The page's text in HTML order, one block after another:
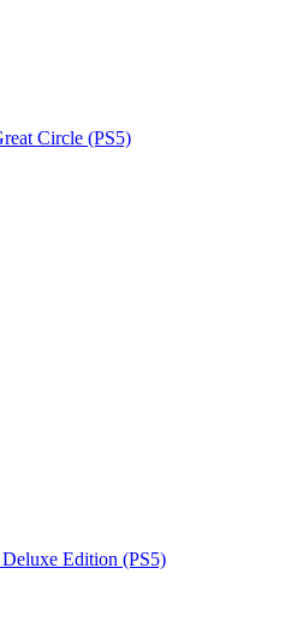
Circle (PS5)
Edition (PS5)